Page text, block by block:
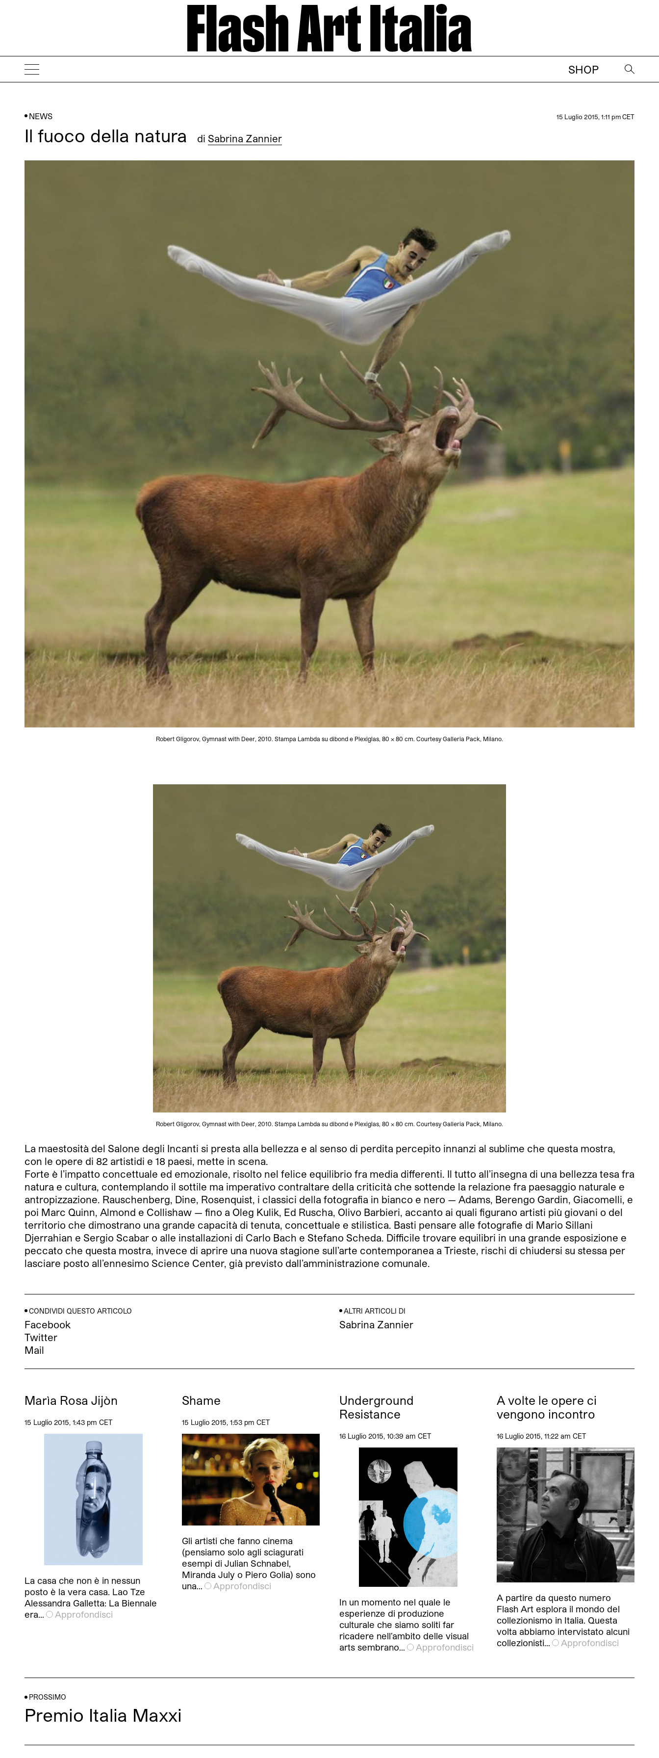
SHOP
→
NEWS 15 Luglio 2015, 1:11 pm CET
Il fuoco della natura di Sabrina Zannier
Robert Gligorov, Gymnast with Deer, 2010. Stampa Lambda su dibond e Plexiglas, 80 x 80 cm. Courtesy Galleria Pack, Milano.
Robert Gligorov, Gymnast with Deer, 2010. Stampa Lambda su dibond e Plexiglas, 80 x 80 cm. Courtesy Galleria Pack, Milano.
La maestosità del Salone degli Incanti si presta alla bellezza e al senso di perdita percepito innanzi al sublime che questa mostra,
con le opere di 82 artistidi e 18 paesi, mette in scena.
Forte è l’impatto concettuale ed emozionale, risolto nel felice equilibrio fra media differenti. Il tutto all’insegna di una bellezza tesa fra
natura e cultura, contemplando il sottile ma imperativo contraltare della criticità che sottende la relazione fra paesaggio naturale e
antropizzazione. Rauschenberg, Dine, Rosenquist, i classici della fotografia in bianco e nero — Adams, Berengo Gardin, Giacomelli, e
poi Marc Quinn, Almond e Collishaw — fino a Oleg Kulik, Ed Ruscha, Olivo Barbieri, accanto ai quali figurano artisti più giovani o del
territorio che dimostrano una grande capacità di tenuta, concettuale e stilistica. Basti pensare alle fotografie di Mario Sillani
Djerrahian e Sergio Scabar o alle installazioni di Carlo Bach e Stefano Scheda. Difficile trovare equilibri in una grande esposizione e
peccato che questa mostra, invece di aprire una nuova stagione sull’arte contemporanea a Trieste, rischi di chiudersi su stessa per
lasciare posto all’ennesimo Science Center, già previsto dall’amministrazione comunale.
CONDIVIDI QUESTO ARTICOLO
Facebook
Twitter
Mail
ALTRI ARTICOLI DI
Sabrina Zannier
Marìa Rosa Jijòn
15 Luglio 2015, 1:43 pm CET
La casa che non è in nessun
posto è la vera casa. Lao Tze
Alessandra Galletta: La Biennale
era…
Approfondisci
Shame
15 Luglio 2015, 1:53 pm CET
Gli artisti che fanno cinema
(pensiamo solo agli sciagurati
esempi di Julian Schnabel,
Miranda July o Piero Golia) sono
una…
Approfondisci
Underground
Resistance
16 Luglio 2015, 10:39 am CET
In un momento nel quale le
esperienze di produzione
culturale che siamo soliti far
ricadere nell’ambito delle visual
arts sembrano…
Approfondisci
A volte le opere ci
vengono incontro
16 Luglio 2015, 11:22 am CET
A partire da questo numero
Flash Art esplora il mondo del
collezionismo in Italia. Questa
volta abbiamo intervistato alcuni
collezionisti…
Approfondisci
PROSSIMO
Premio Italia Maxxi